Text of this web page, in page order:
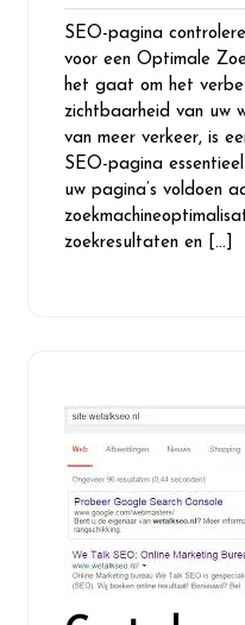
december
2024
SEO-pagina
voor een Optimale
het gaat om het
zichtbaarheid van uw
van meer verkeer, is
SEO-pagina
uw pagina’s voldoen
zoekresultaten en […]